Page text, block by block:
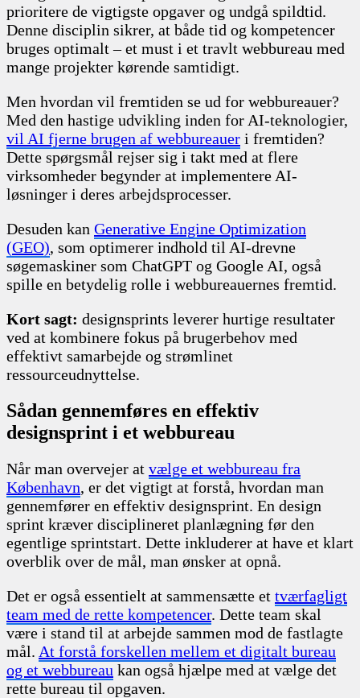
prioritere de vigtigste opgaver og undgå spildtid.
Denne disciplin sikrer, at både tid og kompetencer
bruges optimalt – et must i et travlt webbureau med
mange projekter kørende samtidigt.
Men hvordan vil fremtiden se ud for webbureauer?
Med den hastige udvikling inden for AI-teknologier,
vil AI fjerne brugen af webbureauer i fremtiden?
Dette spørgsmål rejser sig i takt med at flere
virksomheder begynder at implementere AI-
løsninger i deres arbejdsprocesser.
Desuden kan Generative Engine Optimization
(GEO), som optimerer indhold til AI-drevne
søgemaskiner som ChatGPT og Google AI, også
spille en betydelig rolle i webbureauernes fremtid.
Kort sagt: designsprints leverer hurtige resultater
ved at kombinere fokus på brugerbehov med
effektivt samarbejde og strømlinet
ressourceudnyttelse.
Sådan gennemføres en effektiv
designsprint i et webbureau
Når man overvejer at vælge et webbureau fra
København, er det vigtigt at forstå, hvordan man
gennemfører en effektiv designsprint. En design
sprint kræver disciplineret planlægning før den
egentlige sprintstart. Dette inkluderer at have et klart
overblik over de mål, man ønsker at opnå.
Det er også essentielt at sammensætte et tværfagligt
team med de rette kompetencer. Dette team skal
være i stand til at arbejde sammen mod de fastlagte
mål. At forstå forskellen mellem et digitalt bureau
og et webbureau kan også hjælpe med at vælge det
rette bureau til opgaven.